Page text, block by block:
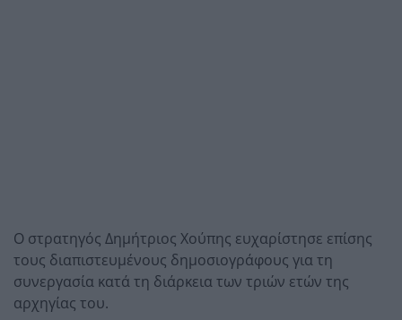
Ο στρατηγός Δημήτριος Χούπης ευχαρίστησε επίσης
τους διαπιστευμένους δημοσιογράφους για τη
συνεργασία κατά τη διάρκεια των τριών ετών της
αρχηγίας του.